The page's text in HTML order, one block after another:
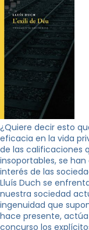
¿Quiere decir esto
eficacia en la vida
de las calificaciones
insoportables, se
interés de las
Lluís Duch se
nuestra sociedad
ingenuidad que
hace presente,
concurso los